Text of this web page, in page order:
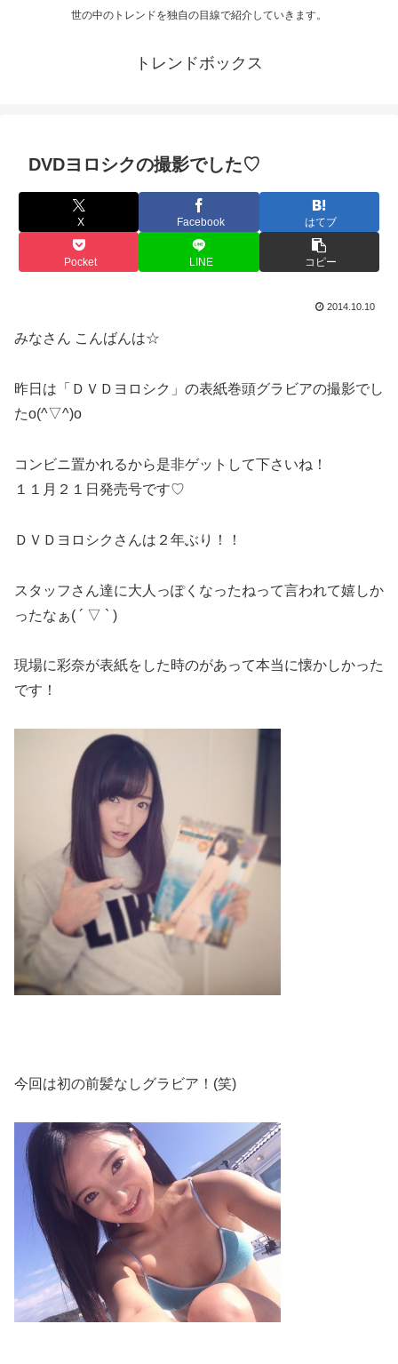
世の中のトレンドを独自の目線で紹介していきます。
トレンドボックス
DVDヨロシクの撮影でした♡
X Facebook はてブ
Pocket LINE コピー
2014.10.10
みなさん こんばんは☆
昨日は「ＤＶＤヨロシク」の表紙巻頭グラビアの撮影でし
たo(^▽^)o
コンビニ置かれるから是非ゲットして下さいね！
１１月２１日発売号です♡
ＤＶＤヨロシクさんは２年ぶり！！
スタッフさん達に大人っぽくなったねって言われて嬉しか
ったなぁ( ´ ▽ ` )
現場に彩奈が表紙をした時のがあって本当に懐かしかった
です！
今回は初の前髪なしグラビア！(笑)